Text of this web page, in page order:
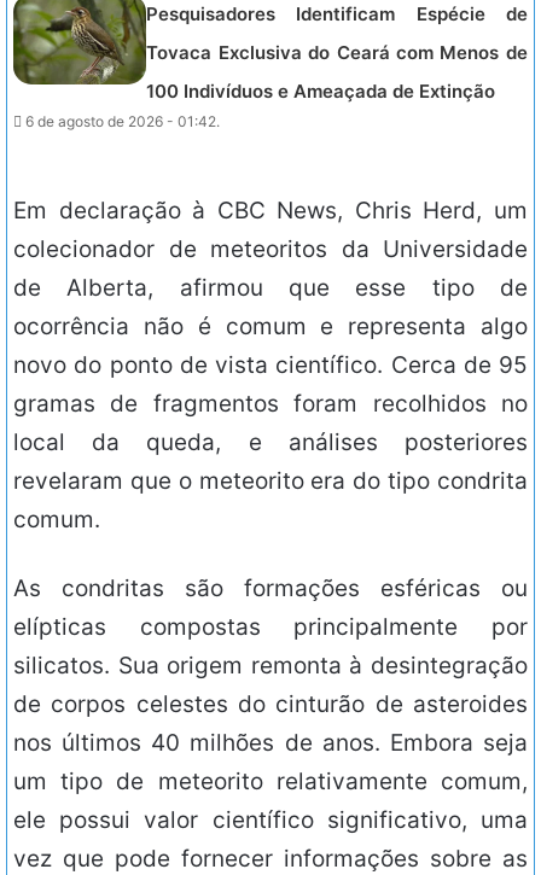
Pesquisadores Identificam Espécie de
Tovaca Exclusiva do Ceará com Menos de
100 Indivíduos e Ameaçada de Extinção
6 de agosto de 2026 - 01:42.
Em declaração à CBC News, Chris Herd, um
colecionador de meteoritos da Universidade
de Alberta, afirmou que esse tipo de
ocorrência não é comum e representa algo
novo do ponto de vista científico. Cerca de 95
gramas de fragmentos foram recolhidos no
local da queda, e análises posteriores
revelaram que o meteorito era do tipo condrita
comum.
As condritas são formações esféricas ou
elípticas compostas principalmente por
silicatos. Sua origem remonta à desintegração
de corpos celestes do cinturão de asteroides
nos últimos 40 milhões de anos. Embora seja
um tipo de meteorito relativamente comum,
ele possui valor científico significativo, uma
vez que pode fornecer informações sobre as